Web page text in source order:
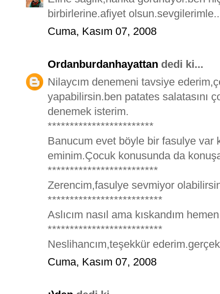
birbirlerine.afiyet
Cuma, Kasım 07, 2008
Ordanburdanhayattan dedi ki...
Nilaycım denemeni tavsiye
yapabilirsin.ben patates salatasını
denemek isterim.
************************
Banucum evet böyle bir fasulye var
eminim.Çocuk konusunda da
*************************
Zerencim,fasulye sevmiyor
**************************
Aslıcım nasıl ama kıskandım
**************************
Neslihancım,teşekkür
Cuma, Kasım 07, 2008